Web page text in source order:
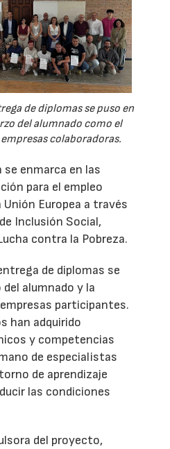
de diplomas se puso en
del alumnado como el
colaboradoras.
enmarca en las
para el empleo
Europea a través
Inclusión Social,
contra la Pobreza.
de diplomas se
alumnado y la
participantes.
han adquirido
y competencias
de especialistas
de aprendizaje
las condiciones
del proyecto,